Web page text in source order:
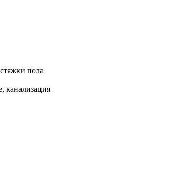
пола
канализация